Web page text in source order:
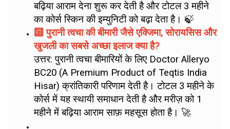
बढ़िया आराम देना शुरू कर देती है और टोटल 3 महीने
का कोर्स स्किन की इम्युनिटी को बढ़ा देता है। 🍃
🔟 पुरानी त्वचा की बीमारी जैसे एक्जिमा, सोरायसिस और
खुजली का सबसे अच्छा इलाज क्या है?
उत्तर: पुरानी त्वचा बीमारियों के लिए Doctor Alleryo
BC20 (A Premium Product of Teqtis India
Hisar) क्रांतिकारी परिणाम देती है। टोटल 3 महीने के
कोर्स में यह स्थायी समाधान देती है और मरीज़ को 1
महीने में बढ़िया आराम साफ़ महसूस होता है। 🚀